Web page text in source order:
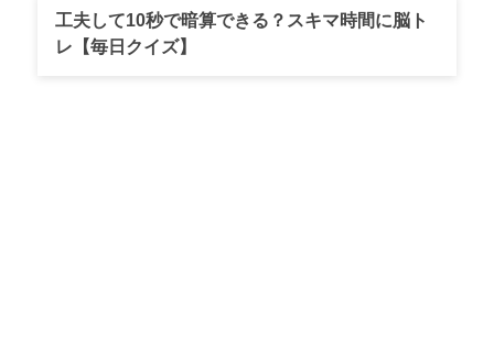
そのため、「この人と一緒にいたい」という感情＝恋
愛感情が、パートナー関係を維持する役割を果たして
工夫して10秒で暗算できる？スキマ時間に脳ト
レ【毎日クイズ】